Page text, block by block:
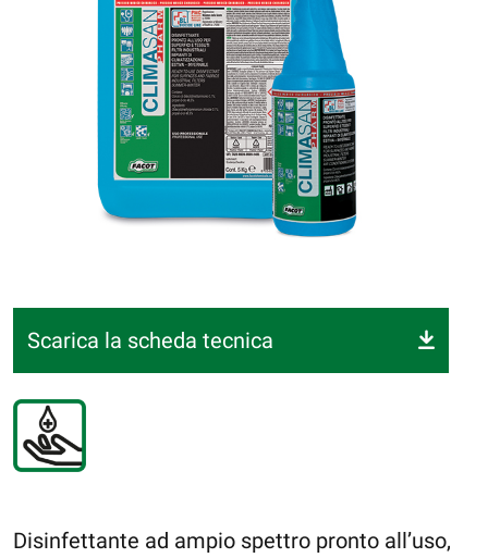
Scarica la scheda tecnica
Disinfettante ad ampio spettro pronto all’uso,